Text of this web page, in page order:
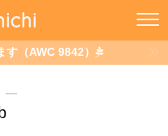
（AWC 9842）
―